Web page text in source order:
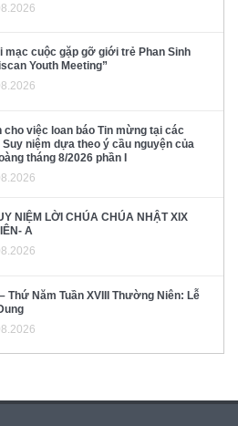
mạc cuộc gặp gỡ giới trẻ Phan Sinh
Youth Meeting”
cho việc loan báo Tin mừng tại các
Suy niệm dựa theo ý cầu nguyện của
tháng 8/2026 phần I
NIỆM LỜI CHÚA CHÚA NHẬT XIX
A
Thứ Năm Tuần XVIII Thường Niên: Lễ